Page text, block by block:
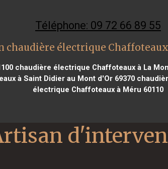
Téléphone: 09 72 66 89 55
chaudière électrique
chaudière électrique Chaffoteaux à La
à Saint Didier au Mont d'Or 69370
électrique Chaffoteaux à Méru 60110